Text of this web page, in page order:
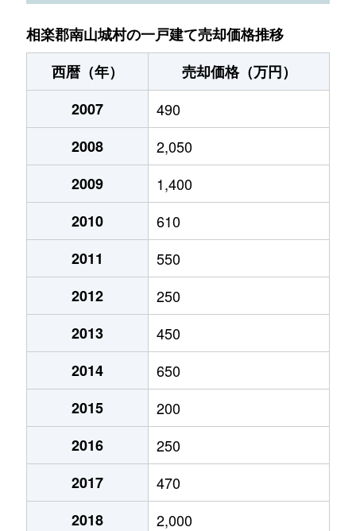
相楽郡南山城村の一戸建て売却価格推移
西暦（年）
売却価格（万円）
2007
490
2008
2,050
2009
1,400
2010
610
2011
550
2012
250
2013
450
2014
650
2015
200
2016
250
2017
470
2018
2,000